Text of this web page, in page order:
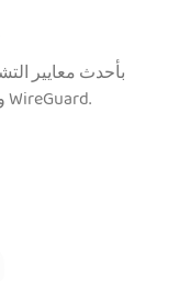
وبروتوكولات الـ VPN وأقواها: مثل WireGuard.